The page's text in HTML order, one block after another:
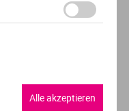
Alle akzeptieren